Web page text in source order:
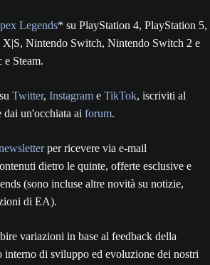
Legends* su PlayStation 4, PlayStation 5,
Nintendo Switch, Nintendo Switch 2 e
Steam.
Twitter, Instagram e TikTok, iscriviti al
dai un'occhiata ai forum.
per ricevere via e-mail
dietro le quinte, offerte esclusive e
(sono incluse altre novità su notizie,
di EA).
variazioni in base al feedback della
interno di sviluppo ed evoluzione dei nostri